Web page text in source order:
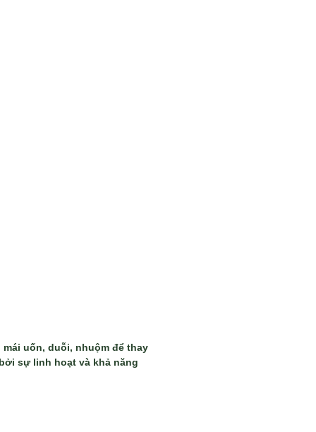
uốn, duỗi, nhuộm để thay
sự linh hoạt và khả năng